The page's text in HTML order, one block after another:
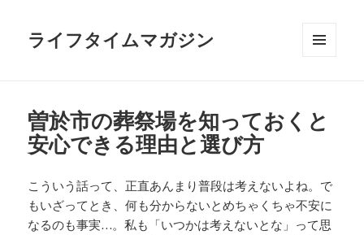
ライフタイムマガジン
曽於市の葬祭場を知っておくと
安心できる理由と選び方
こういう話って、正直あんまり普段は考えないよね。で
もいざってとき、何も分からないとめちゃくちゃ不安に
なるのも事実…。私も「いつかは考えないとな」って思